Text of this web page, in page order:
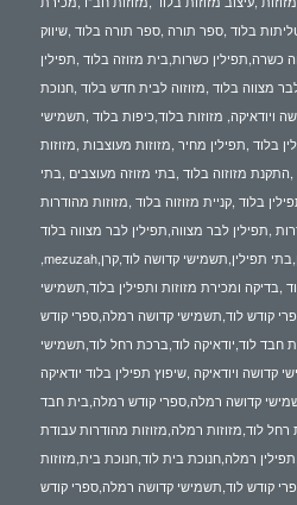
בלוד ,ספר תורה ,ספר תורה בלוד ,שיווק
כשרה,תפילין כשרות,בית מזוזה בלוד ,תפילין
מצווה בלוד ,מזוזוה לבית חדש בלוד ,חנוכת
ויודאיקה, מזוזות בלוד,כיפות בלוד ,תשמישי
בלוד ,תפילין מחיר ,מזוזות מעוצבות ,מזוזות
מזוזוה בלוד ,בתי מזוזה מעוצבים ,בתי
בלוד ,קניית מזוזוה בלוד ,מזוזות מהודרות
,תפילין לבר מצווה,תפילין לבר מצווה בלוד
,mezuzah,פרשיות תפילין,שמע ישראל תפילין,בתי תפילין,תשמישי קדושה לוד,קרן
,בדיקה ומכירת מזוזות ותפילין בלוד,תשמישי
קודש לוד,תשמישי קדושה רמלה,ספרי קודש
חבד לוד,יודאיקה לוד,ברכת רחל לוד,תשמישי
קדושה ויודאיקה ,שיפוץ תפילין בלוד יודאיקה
קדושה רמלה,ספרי קודש רמלה,בית חבד
רחל לוד,מזוזות רמלה,מזוזות מהודרות עבודת
רמלה,חנוכת בית לוד,חנוכת בית,מזוזות
קודש לוד,תשמישי קדושה רמלה,ספרי קודש